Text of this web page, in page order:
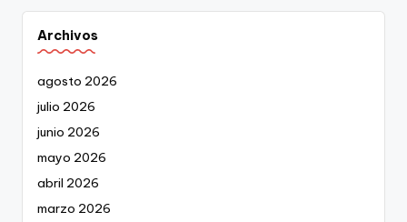
Archivos
agosto 2026
julio 2026
junio 2026
mayo 2026
abril 2026
marzo 2026